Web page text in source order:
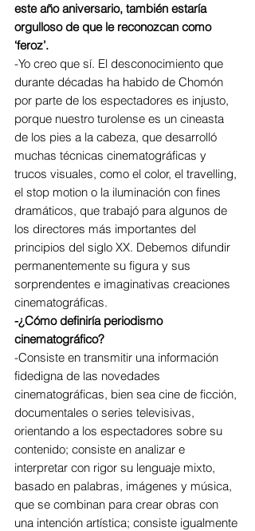
este año aniversario, también estaría
orgulloso de que le reconozcan como
‘feroz’.
-Yo creo que sí. El desconocimiento que
durante décadas ha habido de Chomón
por parte de los espectadores es injusto,
porque nuestro turolense es un cineasta
de los pies a la cabeza, que desarrolló
muchas técnicas cinematográficas y
trucos visuales, como el color, el travelling,
el stop motion o la iluminación con fines
dramáticos, que trabajó para algunos de
los directores más importantes del
principios del siglo XX. Debemos difundir
permanentemente su figura y sus
sorprendentes e imaginativas creaciones
cinematográficas.
-¿Cómo definiría periodismo
cinematográfico?
-Consiste en transmitir una información
fidedigna de las novedades
cinematográficas, bien sea cine de ficción,
documentales o series televisivas,
orientando a los espectadores sobre su
contenido; consiste en analizar e
interpretar con rigor su lenguaje mixto,
basado en palabras, imágenes y música,
que se combinan para crear obras con
una intención artística; consiste igualmente